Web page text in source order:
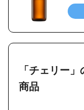
「チェリー
商品